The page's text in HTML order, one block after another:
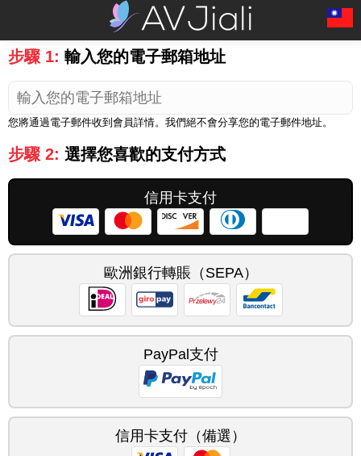
步驟 1: 輸入您的電子郵箱地址
您將通過電子郵件收到會員詳情。我們絕不會分享您的電子郵件地址。
步驟 2: 選擇您喜歡的支付方式
信用卡支付
歐洲銀行轉賬（SEPA）
PayPal支付
信用卡支付（備選）